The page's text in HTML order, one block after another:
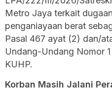
Metro Jaya terkait
penganiayaan berat
Pasal 467 ayat (2) dan/
Undang-Undang Nomor
KUHP.
Korban Masih Jalani